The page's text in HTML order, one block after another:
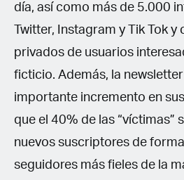
día, así como más de 5.000
Twitter, Instagram y Tik Tok
privados de usuarios
ficticio. Además, la
importante incremento en
que el 40% de las “víctimas”
nuevos suscriptores de
seguidores más fieles de la